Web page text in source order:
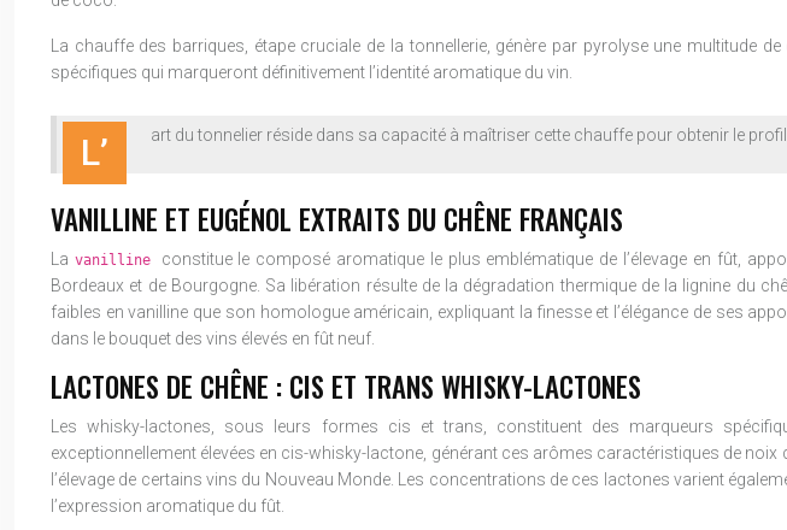
La chauffe des barriques, étape cruciale de la tonnellerie, génère par pyrolyse une
spécifiques qui marqueront définitivement l’identité aromatique du vin.
L’ art du tonnelier réside dans sa capacité à maîtriser cette chauffe pour obtenir le
VANILLINE ET EUGÉNOL EXTRAITS DU CHÊNE FRANÇAIS
La vanilline constitue le composé aromatique le plus emblématique de l’élevage en fût,
Bordeaux et de Bourgogne. Sa libération résulte de la dégradation thermique de la lignine du
faibles en vanilline que son homologue américain, expliquant la finesse et l’élégance de ses
dans le bouquet des vins élevés en fût neuf.
LACTONES DE CHÊNE : CIS ET TRANS WHISKY-LACTONES
Les whisky-lactones, sous leurs formes cis et trans, constituent des marqueurs
exceptionnellement élevées en cis-whisky-lactone, générant ces arômes caractéristiques de
l’élevage de certains vins du Nouveau Monde. Les concentrations de ces lactones varient
l’expression aromatique du fût.